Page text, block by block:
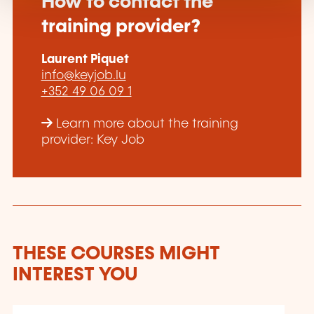
training provider?
Laurent Piquet
info@keyjob.lu
+352 49 06 09 1
Learn more about the training
provider: Key Job
THESE COURSES MIGHT
INTEREST YOU